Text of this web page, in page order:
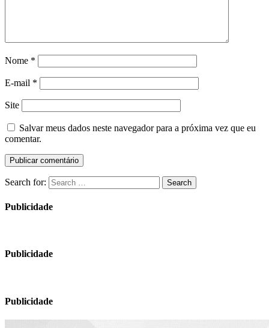
Nome *
E-mail *
Site
Salvar meus dados neste navegador para a próxima vez que eu
comentar.
Search for: Search
Publicidade
Publicidade
Publicidade